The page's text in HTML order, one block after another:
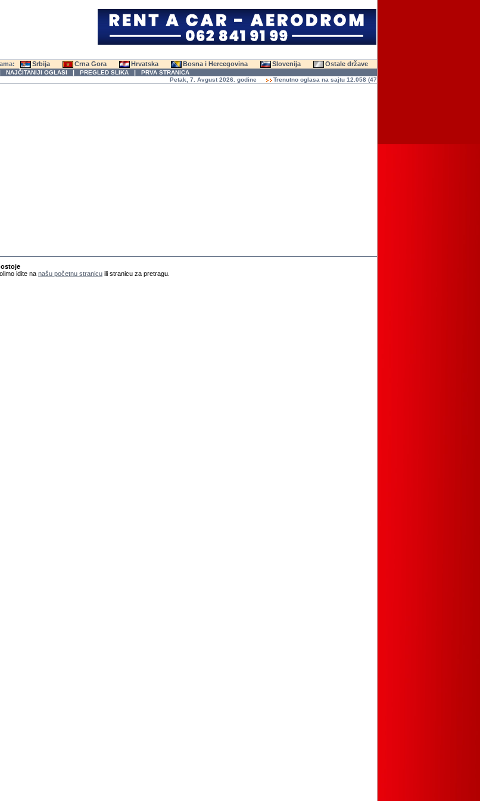
Srbija Crna Gora Hrvatska Bosna i Hercegovina Slovenija Ostale države
NAJČITANIJI OGLASI | PREGLED SLIKA | PRVA STRANICA
Petak, 7. Avgust 2026. godine
Trenutno oglasa na sajtu 12.058 (47.591 slika)
idite na našu početnu stranicu ili stranicu za pretragu.